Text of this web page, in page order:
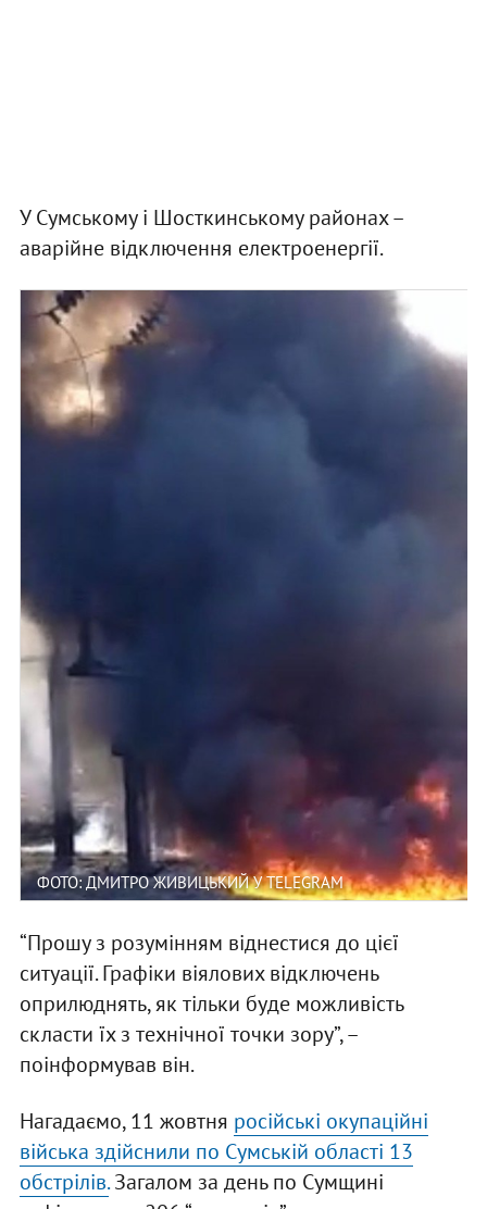
У Сумському і Шосткинському районах –
аварійне відключення електроенергії.
ФОТО: ДМИТРО ЖИВИЦЬКИЙ У TELEGRAM
“Прошу з розумінням віднестися до цієї
ситуації. Графіки віялових відключень
оприлюднять, як тільки буде можливість
скласти їх з технічної точки зору”, –
поінформував він.
Нагадаємо, 11 жовтня російські окупаційні
війська здійснили по Сумській області 13
обстрілів.Загалом за день по Сумщині